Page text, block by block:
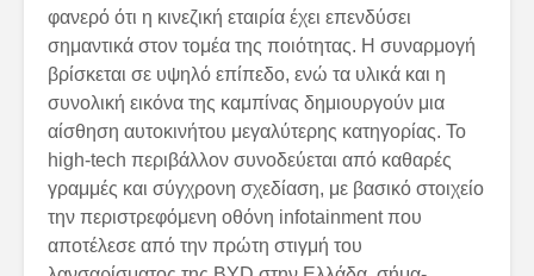
φανερό ότι η κινεζική εταιρία έχει επενδύσει
σημαντικά στον τομέα της ποιότητας. Η συναρμογή
βρίσκεται σε υψηλό επίπεδο, ενώ τα υλικά και η
συνολική εικόνα της καμπίνας δημιουργούν μια
αίσθηση αυτοκινήτου μεγαλύτερης κατηγορίας. Το
high-tech περιβάλλον συνοδεύεται από καθαρές
γραμμές και σύγχρονη σχεδίαση, με βασικό στοιχείο
την περιστρεφόμενη οθόνη infotainment που
αποτέλεσε από την πρώτη στιγμή του